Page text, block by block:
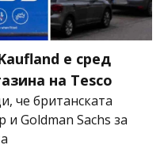
е сред
на Tesco
че британската
и Goldman Sachs за